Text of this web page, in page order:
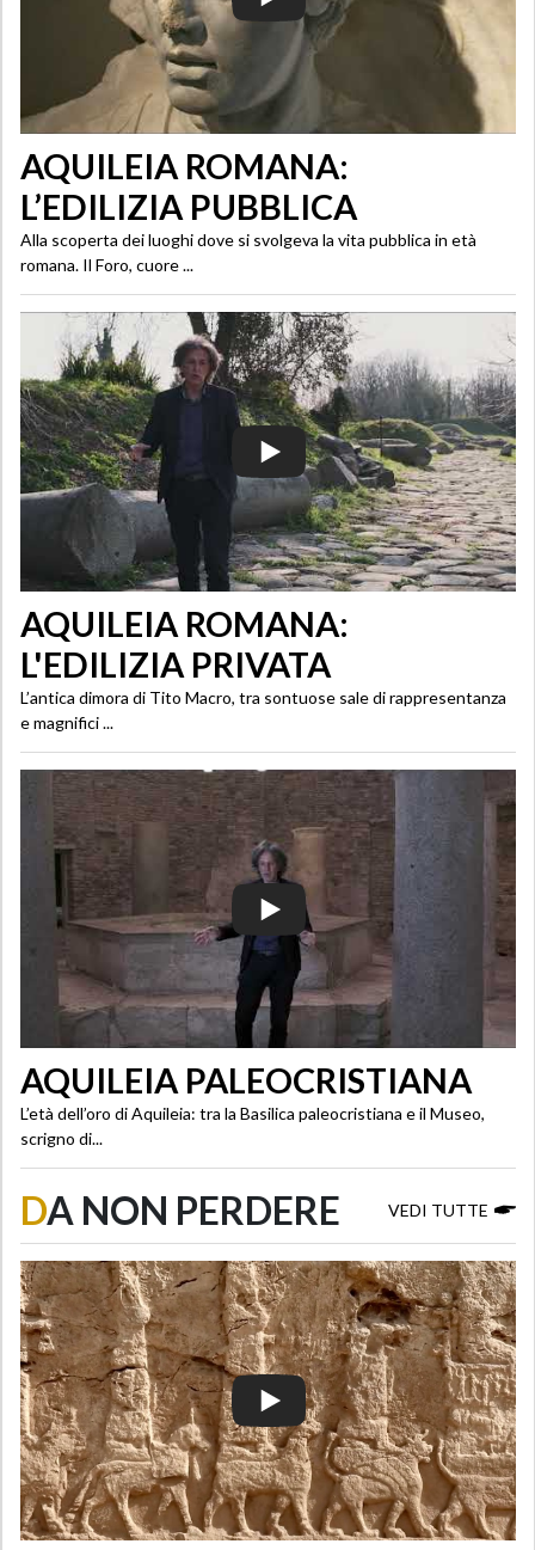
AQUILEIA ROMANA:
L’EDILIZIA PUBBLICA
Alla scoperta dei luoghi dove si svolgeva la vita pubblica in età
romana. Il Foro, cuore ...
AQUILEIA ROMANA:
L'EDILIZIA PRIVATA
L’antica dimora di Tito Macro, tra sontuose sale di rappresentanza
e magnifici ...
AQUILEIA PALEOCRISTIANA
L’età dell’oro di Aquileia: tra la Basilica paleocristiana e il Museo,
scrigno di...
DA NON PERDERE VEDI TUTTE